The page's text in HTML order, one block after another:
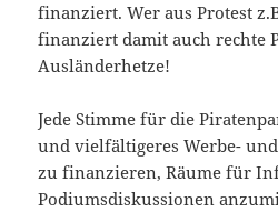
finanziert. Wer aus Protest
finanziert damit auch rechte
Ausländerhetze!
Jede Stimme für die
und vielfältigeres Werbe-
zu finanzieren, Räume für
Podiumsdiskussionen